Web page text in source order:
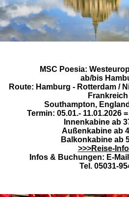
MSC Poesia:
ab/bis
Route: Hamburg - Rotterdam /
Frankreich
Southampton,
Termin: 05.01.- 11.01.2026
Innenkabine ab
Außenkabine ab
Balkonkabine ab
>>>Reise-
Infos & Buchungen: E-Mail
Tel. 05031-